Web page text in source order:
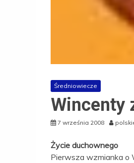
Średniowiecze
Wincenty
7 września 2008
Życie duchownego
Pierwsza wzmianka o